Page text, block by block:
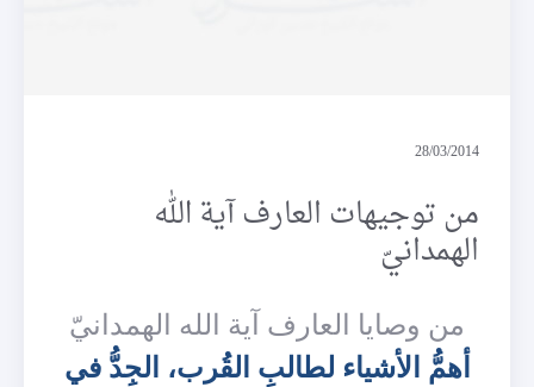
28/03/2014
من توجيهات العارف آية الله
الهمدانيّ
من وصايا العارف آية الله الهمداني
أهمُّ الأشياء لطالبِ القُرب، الجِدُّ في